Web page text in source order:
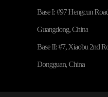
Base I: #97 Hengcun
Guangdong, China
Base II: #7, Xiaobu 2nd
Dongguan, China